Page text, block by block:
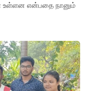
உள்ளன என்பதை நானும்